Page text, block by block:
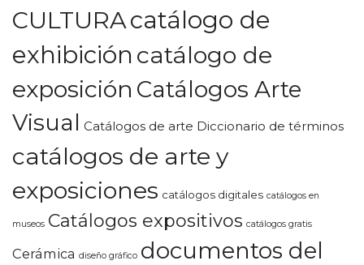
CULTURAcatálogo de
exhibición catálogo de
exposición Catálogos Arte
Visual Catálogos de arte Diccionario de términos
catálogos de arte y
exposiciones catálogos digitales catálogos en
museos Catálogos expositivos catálogos gratis
Cerámica diseño gráfico documentos del